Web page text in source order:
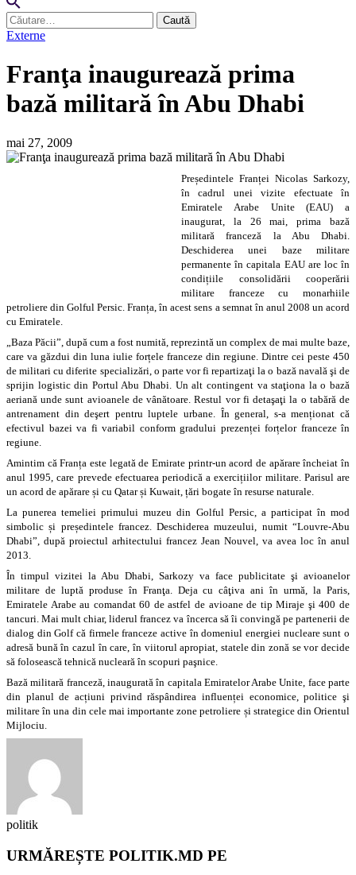
Caută
după:
Externe
Franţa inaugurează prima
bază militară în Abu Dhabi
mai 27, 2009
Președintele Franței Nicolas Sarkozy,
în cadrul unei vizite efectuate în
Emiratele Arabe Unite (EAU) a
inaugurat, la 26 mai, prima bază
militară franceză la Abu Dhabi.
Deschiderea unei baze militare
permanente în capitala EAU are loc în
condițiile consolidării cooperării
militare franceze cu monarhiile
petroliere din Golful Persic. Franța, în acest sens a semnat în anul 2008 un acord
cu Emiratele.
„Baza Păcii”, după cum a fost numită, reprezintă un complex de mai multe baze,
care va găzdui din luna iulie forțele franceze din regiune. Dintre cei peste 450
de militari cu diferite specializări, o parte vor fi repartizaţi la o bază navală şi de
sprijin logistic din Portul Abu Dhabi. Un alt contingent va staţiona la o bază
aeriană unde sunt avioanele de vânătoare. Restul vor fi detaşaţi la o tabără de
antrenament din deşert pentru luptele urbane. În general, s-a menționat că
efectivul bazei va fi variabil conform gradului prezenței forțelor franceze în
regiune.
Amintim că Franța este legată de Emirate printr-un acord de apărare încheiat în
anul 1995, care prevede efectuarea periodică a exercițiilor militare. Parisul are
un acord de apărare și cu Qatar și Kuwait, țări bogate în resurse naturale.
La punerea temeliei primului muzeu din Golful Persic, a participat în mod
simbolic și președintele francez. Deschiderea muzeului, numit “Louvre-Abu
Dhabi”, după proiectul arhitectului francez Jean Nouvel, va avea loc în anul
2013.
În timpul vizitei la Abu Dhabi, Sarkozy va face publicitate şi avioanelor
militare de luptă produse în Franţa. Deja cu câţiva ani în urmă, la Paris,
Emiratele Arabe au comandat 60 de astfel de avioane de tip Miraje şi 400 de
tancuri. Mai mult chiar, liderul francez va încerca să îi convingă pe partenerii de
dialog din Golf că firmele franceze active în domeniul energiei nucleare sunt o
adresă bună în cazul în care, în viitorul apropiat, statele din zonă se vor decide
să folosească tehnică nucleară în scopuri paşnice.
Bază militară franceză, inaugurată în capitala Emiratelor Arabe Unite, face parte
din planul de acțiuni privind răspândirea influenței economice, politice şi
militare în una din cele mai importante zone petroliere și strategice din Orientul
Mijlociu.
politik
URMĂREȘTE POLITIK.MD PE